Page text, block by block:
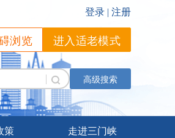
浏览 进入适老模式
高级搜索
策 走进三门峡